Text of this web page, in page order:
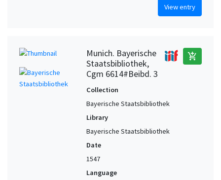
View entry
Munich. Bayerische
Staatsbibliothek,
Cgm 6614#Beibd. 3
add_shopping_cart
Collection
Bayerische Staatsbibliothek
Library
Bayerische Staatsbibliothek
Date
1547
Language